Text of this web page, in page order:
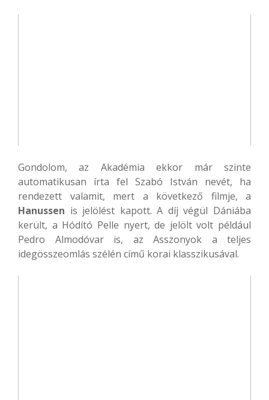
Gondolom, az Akadémia ekkor már szinte
automatikusan írta fel Szabó István nevét, ha
rendezett valamit, mert a következő filmje, a
Hanussen is jelölést kapott. A díj végül Dániába
került, a Hódító Pelle nyert, de jelölt volt például
Pedro Almodóvar is, az Asszonyok a teljes
idegösszeomlás szélén című korai klasszikusával.